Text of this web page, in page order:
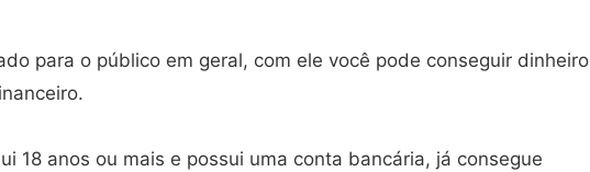
para o público em geral, com ele você pode conseguir dinheiro
18 anos ou mais e possui uma conta bancária, já consegue